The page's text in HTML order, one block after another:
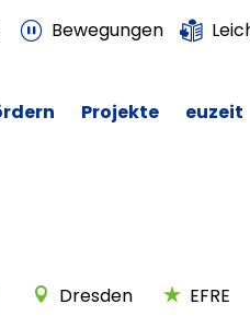
Bewegungen
Projekte euzeit
Dresden EFRE